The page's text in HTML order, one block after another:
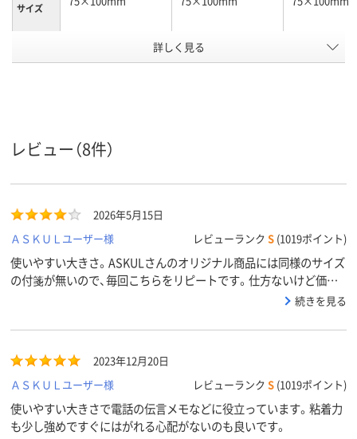
サイズ
通常粘着
ー系
リーズ
アスクル
商品環境
スコア
120
詳しく見る
レビュー（8件）
2026年5月15日
ＡＳＫＵＬユーザー様
レビューランク S (1019ポイント)
使いやすい大きさ。ASKULさんのオリジナル商品には同様のサイズ
の付箋が無いので、毎回こちらをリピートです。仕方ないけど価格
続きを見る
2023年12月20日
ＡＳＫＵＬユーザー様
レビューランク S (1019ポイント)
使いやすい大きさで電話の伝言メモなどに役立っています。粘着力
も少し強めですぐにはがれる心配がないのも良いです。